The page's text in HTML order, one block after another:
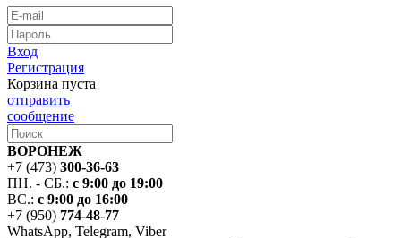
Вход
Регистрация
Корзина пуста
отправить
сообщение
ВОРОНЕЖ
+7 (473) 300-36-63
ПН. - СБ.: с 9:00 до 19:00
ВС.: с 9:00 до 16:00
+7 (950) 774-48-77
WhatsApp, Telegram, Viber